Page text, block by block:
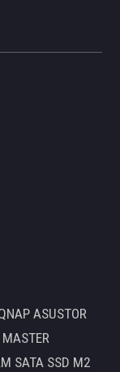
ASUSTOR
MASTER
SATA SSD M2